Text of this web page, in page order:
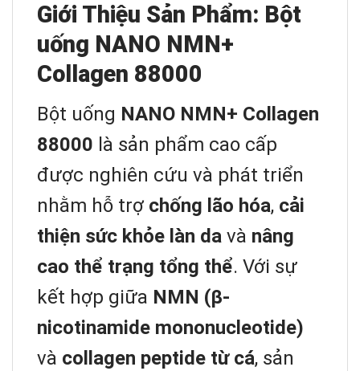
Giới Thiệu Sản Phẩm: Bột
uống NANO NMN+
Collagen 88000
Bột uống NANO NMN+ Collagen
88000 là sản phẩm cao cấp
được nghiên cứu và phát triển
nhằm hỗ trợ chống lão hóa, cải
thiện sức khỏe làn da và nâng
cao thể trạng tổng thể. Với sự
kết hợp giữa NMN (β-
nicotinamide mononucleotide)
và collagen peptide từ cá, sản